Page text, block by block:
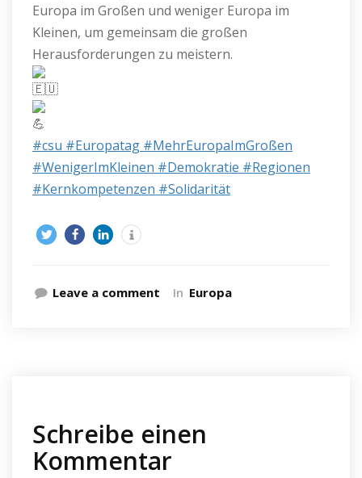
Europa im Großen und weniger Europa im
Kleinen, um gemeinsam die großen
Herausforderungen zu meistern.
#csu #Europatag #MehrEuropaImGroßen
#WenigerImKleinen #Demokratie #Regionen
#Kernkompetenzen #Solidarität
Leave a comment In Europa
Schreibe einen
Kommentar